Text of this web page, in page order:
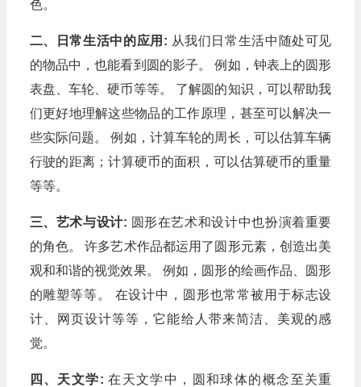
色。
二、日常生活中的应用: 从我们日常生活中随处可见
的物品中，也能看到圆的影子。 例如，钟表上的圆形
表盘、车轮、硬币等等。 了解圆的知识，可以帮助我
们更好地理解这些物品的工作原理，甚至可以解决一
些实际问题。 例如，计算车轮的周长，可以估算车辆
行驶的距离；计算硬币的面积，可以估算硬币的重量
等等。
三、艺术与设计: 圆形在艺术和设计中也扮演着重要
的角色。 许多艺术作品都运用了圆形元素，创造出美
观和和谐的视觉效果。 例如，圆形的绘画作品、圆形
的雕塑等等。 在设计中，圆形也常常被用于标志设
计、网页设计等等，它能给人带来简洁、美观的感
觉。
四、天文学: 在天文学中，圆和球体的概念至关重